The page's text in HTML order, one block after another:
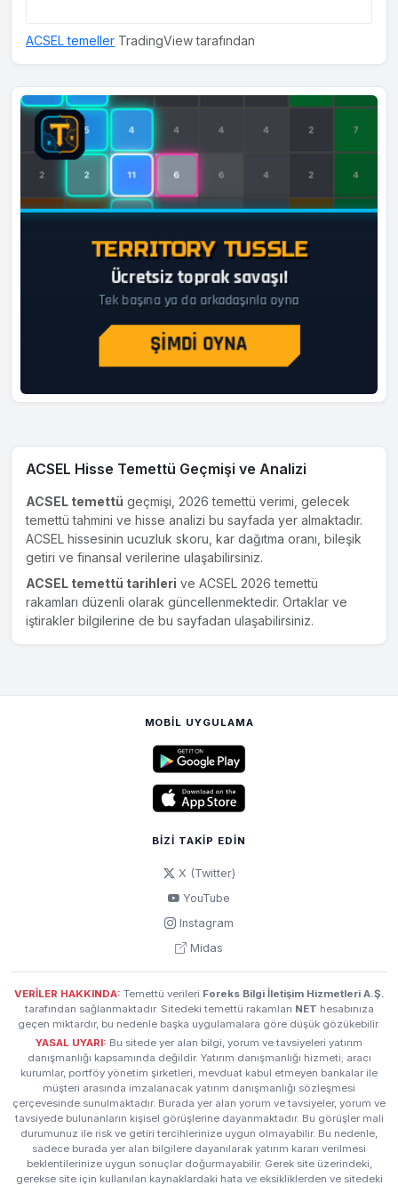
ACSEL temeller TradingView tarafından
ACSEL Hisse Temettü Geçmişi ve Analizi
ACSEL temettü geçmişi, 2026 temettü verimi, gelecek
temettü tahmini ve hisse analizi bu sayfada yer almaktadır.
ACSEL hissesinin ucuzluk skoru, kar dağıtma oranı, bileşik
getiri ve finansal verilerine ulaşabilirsiniz.
ACSEL temettü tarihleri ve ACSEL 2026 temettü
rakamları düzenli olarak güncellenmektedir. Ortaklar ve
iştirakler bilgilerine de bu sayfadan ulaşabilirsiniz.
MOBIL UYGULAMA
BIZI TAKIP EDIN
X (Twitter)
YouTube
Instagram
Midas
VERİLER HAKKINDA: Temettü verileri Foreks Bilgi İletişim Hizmetleri A.Ş.
tarafından sağlanmaktadır. Sitedeki temettü rakamları NET hesabınıza
geçen miktardır, bu nedenle başka uygulamalara göre düşük gözükebilir.
YASAL UYARI: Bu sitede yer alan bilgi, yorum ve tavsiyeleri yatırım
danışmanlığı kapsamında değildir. Yatırım danışmanlığı hizmeti; aracı
kurumlar, portföy yönetim şirketleri, mevduat kabul etmeyen bankalar ile
müşteri arasında imzalanacak yatırım danışmanlığı sözleşmesi
çerçevesinde sunulmaktadır. Burada yer alan yorum ve tavsiyeler, yorum ve
tavsiyede bulunanların kişisel görüşlerine dayanmaktadır. Bu görüşler mali
durumunuz ile risk ve getiri tercihlerinize uygun olmayabilir. Bu nedenle,
sadece burada yer alan bilgilere dayanılarak yatırım kararı verilmesi
beklentilerinize uygun sonuçlar doğurmayabilir. Gerek site üzerindeki,
gerekse site için kullanılan kaynaklardaki hata ve eksikliklerden ve sitedeki